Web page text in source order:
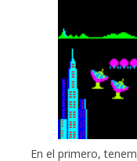
En el primero,